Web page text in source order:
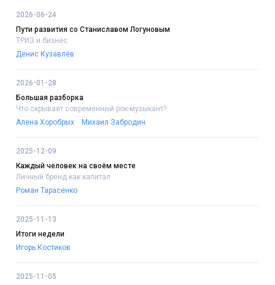
2026-06-24
Пути развития со Станиславом Логуновым
ТРИЗ и бизнес
Денис Кузавлёв
2026-01-28
Большая разборка
Что скрывает современный рок-музыкант?
Алена Хоробрых
Михаил Забродин
2025-12-09
Каждый человек на своём месте
Личный бренд как капитал
Роман Тарасенко
2025-11-13
Итоги недели
Игорь Костиков
2025-11-05